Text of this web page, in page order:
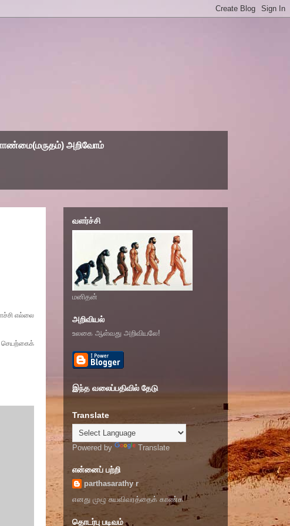
அறிவோம்
எல்லை
செயற்கைக்
வளர்ச்சி
மனிதன்
அறிவியல்
உலகை ஆள்வது அறிவியலே!
இந்த வலைப்பதிவில் தேடு
Translate
Powered by Translate
என்னைப் பற்றி
parthasarathy r
எனது முழு சுயவிவரத்தைக் காண்க
தொடர்பு படிவம்